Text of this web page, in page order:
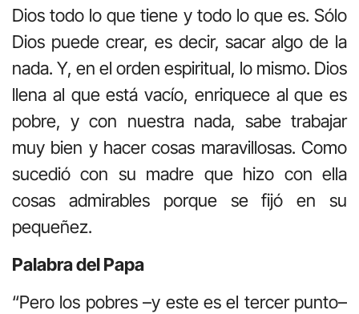
Dios todo lo que tiene y todo lo que es. Sólo
Dios puede crear, es decir, sacar algo de la
nada. Y, en el orden espiritual, lo mismo. Dios
llena al que está vacío, enriquece al que es
pobre, y con nuestra nada, sabe trabajar
muy bien y hacer cosas maravillosas. Como
sucedió con su madre que hizo con ella
cosas admirables porque se fijó en su
pequeñez.
Palabra del Papa
“Pero los pobres –y este es el tercer punto–